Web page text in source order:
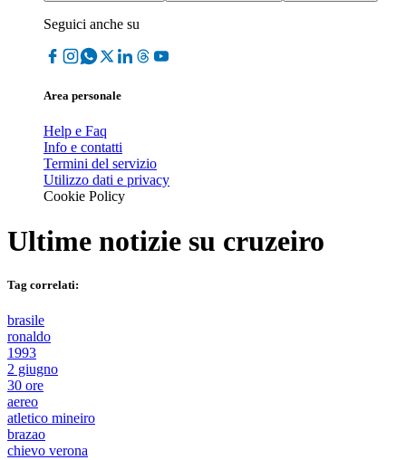
Seguici anche su
Area personale
Help e Faq
Info e contatti
Termini del servizio
Utilizzo dati e privacy
Cookie Policy
Ultime notizie su cruzeiro
Tag correlati:
brasile
ronaldo
1993
2 giugno
30 ore
aereo
atletico mineiro
brazao
chievo verona